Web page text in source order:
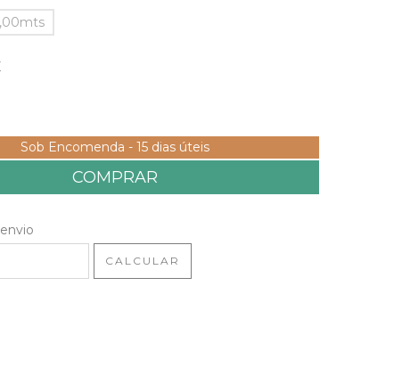
Sob Encomenda - 15 dias úteis
CEP:
CALCULAR